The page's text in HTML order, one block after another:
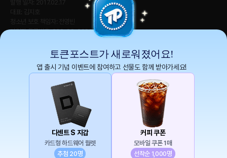
발행 일자: 2017.02.17
대표: 김지호
청소년 보호 책임자: 전영빈
사업자 등록번호: 232-88-00885
직업정보제공사업신고번호 : J1204020230009
토큰포스트(tokenpost)의 모든 컨텐츠는 저작권 법의 보호를 받는 바, 무단 전재, 복
Copyright ⓒ 2026 토큰포스트. All Rights Reserved.
토큰포스트가 새로워졌어요!
앱 출시 기념 이벤트에 참여하고 선물도 함께 받아가세요!
디센트 S 지갑
카드형 하드웨어 월렛
추첨 20명
커피 쿠폰
모바일 쿠폰 1매
선착순 1,000명